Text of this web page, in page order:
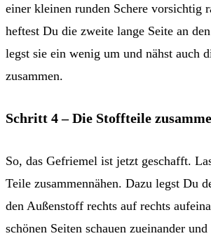
einer kleinen runden Schere vorsichtig
heftest Du die zweite lange Seite an
legst sie ein wenig um und nähst auch
zusammen.
Schritt 4 – Die Stoffteile
So, das Gefriemel ist jetzt geschafft.
Teile zusammennähen. Dazu legst Du
den Außenstoff rechts auf rechts
schönen Seiten schauen zueinander